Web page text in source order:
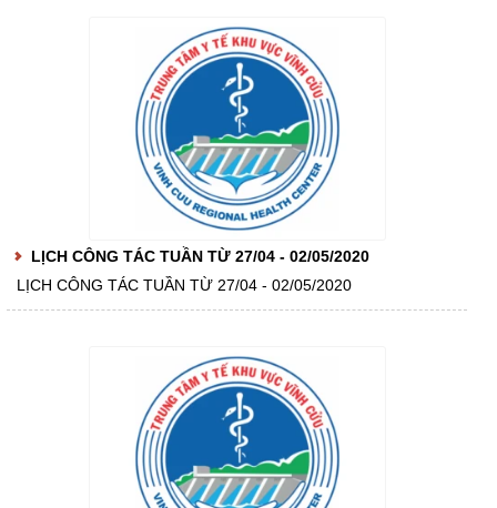
LỊCH CÔNG TÁC TUẦN TỪ 27/04 - 02/05/2020
LỊCH CÔNG TÁC TUẦN TỪ 27/04 - 02/05/2020